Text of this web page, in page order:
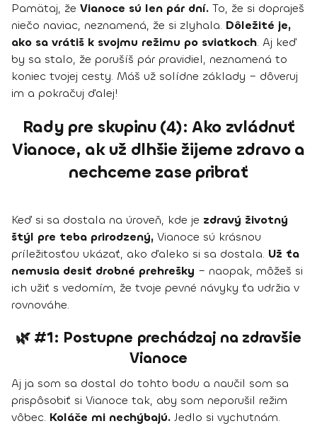
Pamätaj, že Vianoce sú len pár dní. To, že si dopraješ
niečo naviac, neznamená, že si zlyhala. Dôležité je,
ako sa vrátiš k svojmu režimu po sviatkoch. Aj keď
by sa stalo, že porušíš pár pravidiel, neznamená to
koniec tvojej cesty. Máš už solídne základy – dôveruj
im a pokračuj ďalej!
Rady pre skupinu (4): Ako zvládnuť
Vianoce, ak už dlhšie žijeme zdravo a
nechceme zase pribrať
Keď si sa dostala na úroveň, kde je zdravý životný
štýl pre teba prirodzený, Vianoce sú krásnou
príležitosťou ukázať, ako ďaleko si sa dostala. Už ťa
nemusia desiť drobné prehrešky – naopak, môžeš si
ich užiť s vedomím, že tvoje pevné návyky ťa udržia v
rovnováhe.
🌿 #1: Postupne prechádzaj na zdravšie
Vianoce
Aj ja som sa dostal do tohto bodu a naučil som sa
prispôsobiť si Vianoce tak, aby som neporušil režim
vôbec. Koláče mi nechýbajú. Jedlo si vychutnám.